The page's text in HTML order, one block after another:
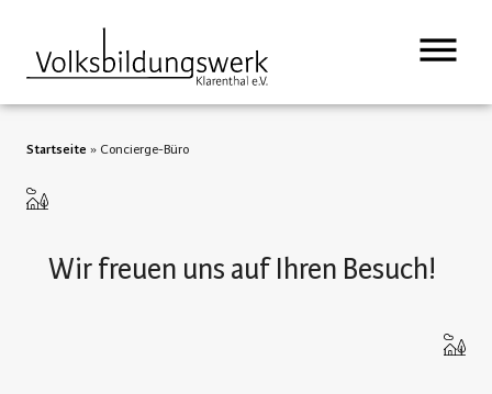
Startseite » Concierge-Büro
Wir freuen uns auf Ihren Besuch!